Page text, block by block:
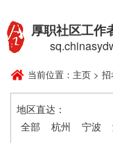
厚职社区工作
当前位置： 主页 >
地区直达：
全部
杭州 宁波